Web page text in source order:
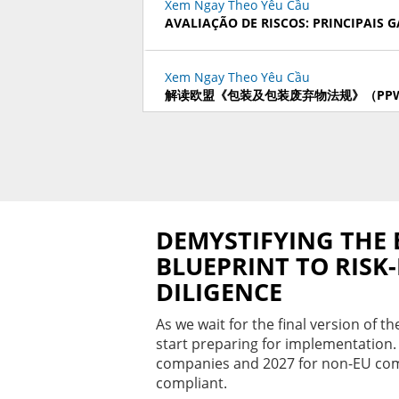
Xem Ngay Theo Yêu Cầu
AVALIAÇÃO DE RISCOS: PRINCIPAIS
Xem Ngay Theo Yêu Cầu
解读欧盟《包装及包装废弃物法规》（
Xem Ngay Theo Yêu Cầu
BIG CHANGES AHEAD IN SQF CODE
NAVIGATING TARIFFS & TRADE
RESILIENT SUPPLY CHAIN
DEMYSTIFYING THE
BLUEPRINT TO
DILIGENCE
As we wait for the final version of
start preparing for implementation.
companies and 2027 for non-EU
compliant.